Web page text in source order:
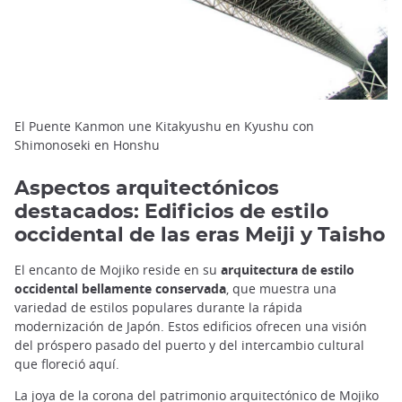
El Puente Kanmon une Kitakyushu en Kyushu con
Shimonoseki en Honshu
Aspectos arquitectónicos
destacados: Edificios de estilo
occidental de las eras Meiji y Taisho
El encanto de Mojiko reside en su arquitectura de estilo
occidental bellamente conservada, que muestra una
variedad de estilos populares durante la rápida
modernización de Japón. Estos edificios ofrecen una visión
del próspero pasado del puerto y del intercambio cultural
que floreció aquí.
La joya de la corona del patrimonio arquitectónico de Mojiko